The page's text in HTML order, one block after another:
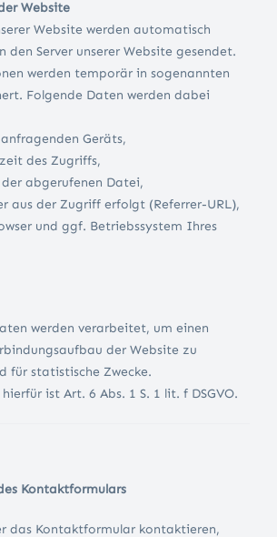
Website
Website werden automatisch
Server unserer Website gesendet.
werden temporär in sogenannten
Folgende Daten werden dabei
Geräts,
des Zugriffs,
abgerufenen Datei,
aus der Zugriff erfolgt (Referrer-URL),
und ggf. Betriebssystem Ihres
werden verarbeitet, um einen
der Website zu
für statistische Zwecke.
ist Art. 6 Abs. 1 S. 1 lit. f DSGVO.
Kontaktformulars
das Kontaktformular kontaktieren,